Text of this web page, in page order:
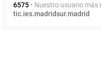
6575 • Nuestro usuario más
tic.ies.madridsur.madrid